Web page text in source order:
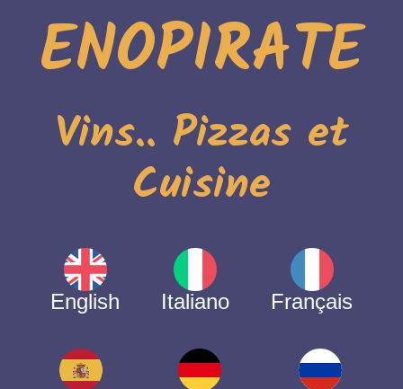
ENOPIRATE
Vins.. Pizzas et
Cuisine
English Italiano Français